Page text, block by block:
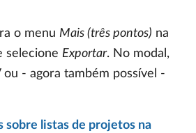
o menu Mais (três pontos) na
selecione Exportar. No modal,
ou - agora também possível -
sobre listas de projetos na